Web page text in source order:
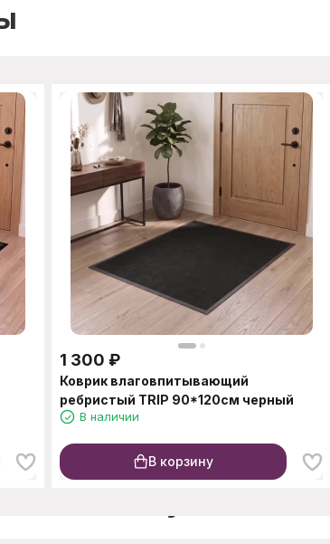
1 300 ₽
Коврик влаговпитывающий
ребристый TRIP 90*120см черный
В наличии
В корзину